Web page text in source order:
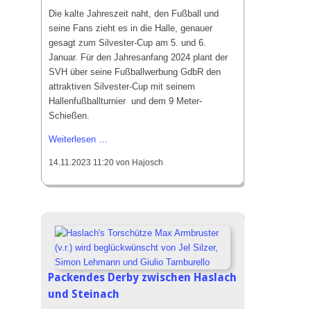
Die kalte Jahreszeit naht, den Fußball und
seine Fans zieht es in die Halle, genauer
gesagt zum Silvester-Cup am 5. und 6.
Januar. Für den Jahresanfang 2024 plant der
SVH über seine Fußballwerbung GdbR den
attraktiven Silvester-Cup mit seinem
Hallenfußballturnier und dem 9 Meter-
Schießen.
Weiterlesen …
Cup
2024
14.11.2023 11:20 von Hajosch
Packendes Derby zwischen Haslach
und Steinach